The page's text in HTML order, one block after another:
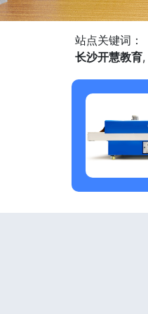
站点关键词：
长沙开慧教育,